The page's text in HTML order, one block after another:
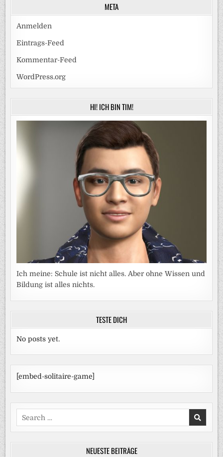
META
Anmelden
Eintrags-Feed
Kommentar-Feed
WordPress.org
HI! ICH BIN TIM!
Ich meine: Schule ist nicht alles. Aber ohne Wissen und
Bildung ist alles nichts.
TESTE DICH
No posts yet.
[embed-solitaire-game]
Search
for:
NEUESTE BEITRÄGE